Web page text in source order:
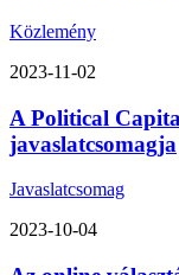
Közlemény
2023-11-02
A Political
javaslatcsomagja
Javaslatcsomag
2023-10-04